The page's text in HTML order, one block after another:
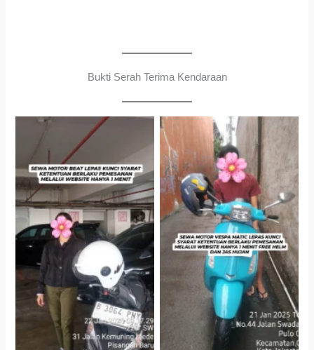
Bukti Serah Terima Kendaraan
Cityplaza Jatinegara
Gedung Parkir P6A
Antar Jemput Kendaraan